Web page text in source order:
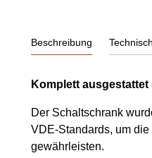
Beschreibung
Komplett ausgestattet
Der Schaltschrank
VDE-Standards, um
gewährleisten.